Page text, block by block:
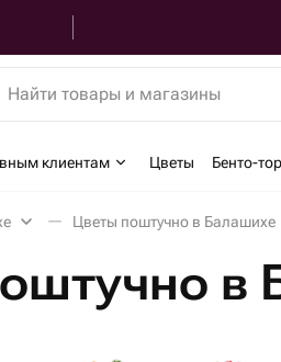
Найти товары и магазины
клиентам Цветы Бенто-
Цветы поштучно в Балашихе
в